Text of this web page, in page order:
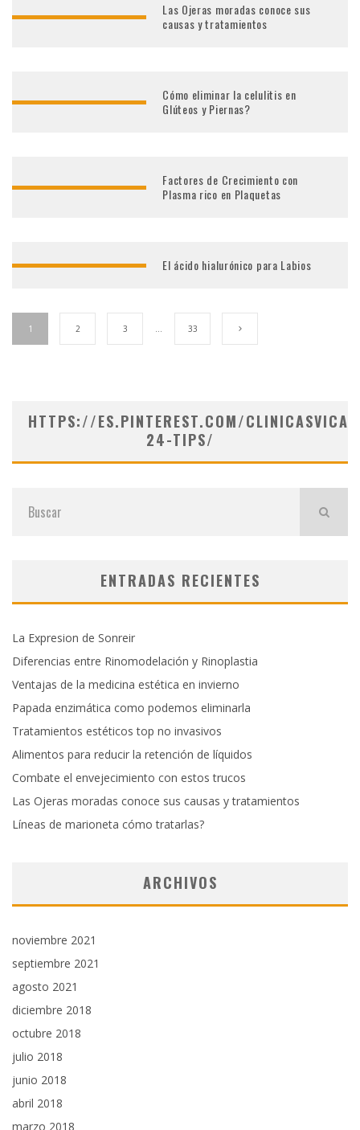
Las Ojeras moradas conoce sus
causas y tratamientos
Cómo eliminar la celulitis en
Glúteos y Piernas?
Factores de Crecimiento con
Plasma rico en Plaquetas
El ácido hialurónico para Labios
1 2 3 … 33
HTTPS://ES.PINTEREST.COM/
24-TIPS/
ENTRADAS RECIENTES
La Expresion de Sonreir
Diferencias entre Rinomodelación y Rinoplastia
Ventajas de la medicina estética en invierno
Papada enzimática como podemos eliminarla
Tratamientos estéticos top no invasivos
Alimentos para reducir la retención de líquidos
Combate el envejecimiento con estos trucos
Las Ojeras moradas conoce sus causas y tratamientos
Líneas de marioneta cómo tratarlas?
ARCHIVOS
noviembre 2021
septiembre 2021
agosto 2021
diciembre 2018
octubre 2018
julio 2018
junio 2018
abril 2018
marzo 2018